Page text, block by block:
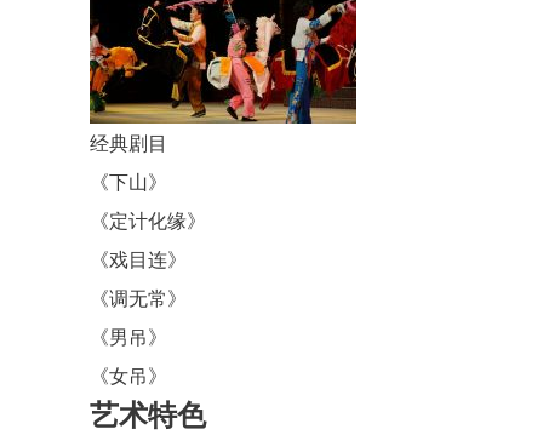
经典剧目
《下山》
《定计化缘》
《戏目连》
《调无常》
《男吊》
《女吊》
艺术特色